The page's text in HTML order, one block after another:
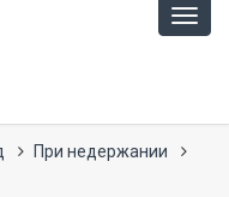
При недержании